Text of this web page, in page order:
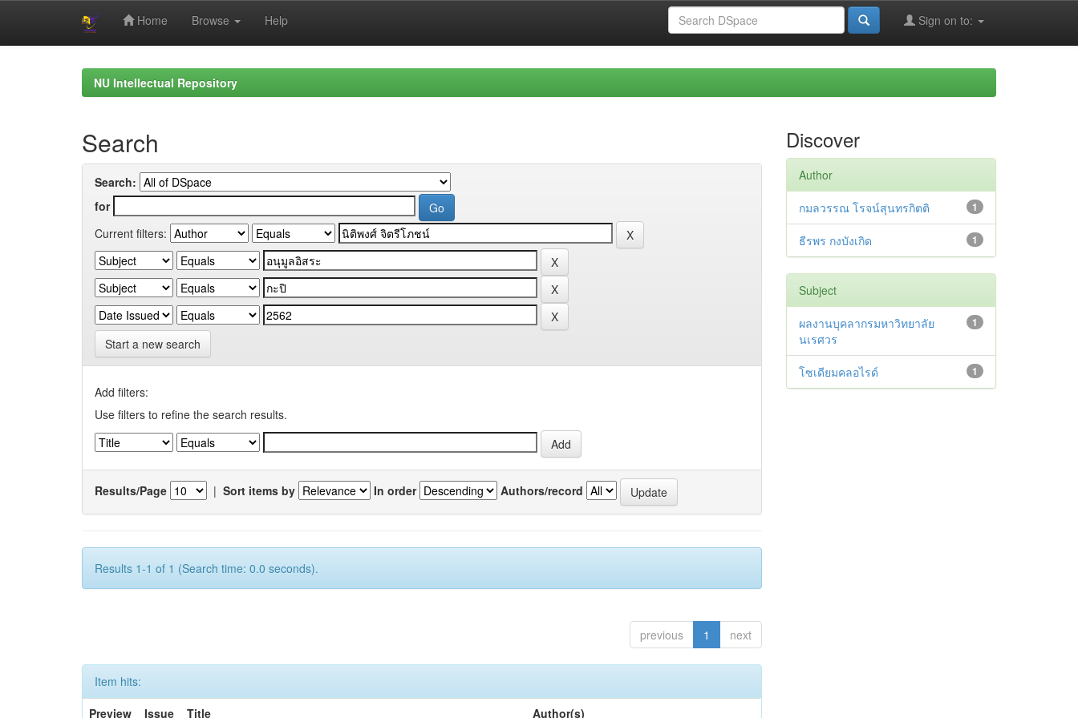
Home Browse Help Sign on to:
NU Intellectual Repository
Search
Search:
for
Current filters:
Start a new search
Add filters:
Use filters to refine the search results.
Results/Page | Sort items by In order Authors/record
Results 1-1 of 1 (Search time: 0.0 seconds).
previous 1 next
Item hits:
Preview
Issue Title Author(s)
Discover
Author
1
กมลวรรณ โรจน์สุนทรกิตติ
1
ธีรพร กงบังเกิด
Subject
1
ผลงานบุคลากรมหาวิทยาลัย
นเรศวร
1
โซเดียมคลอไรด์